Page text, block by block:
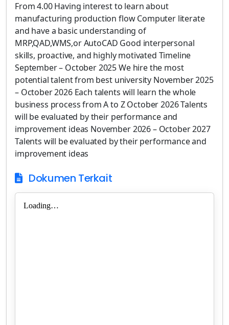
From 4.00 Having interest to learn about
manufacturing production flow Computer literate
and have a basic understanding of
MRP,QAD,WMS,or AutoCAD Good interpersonal
skills, proactive, and highly motivated Timeline
September – October 2025 We hire the most
potential talent from best university November 2025
– October 2026 Each talents will learn the whole
business process from A to Z October 2026 Talents
will be evaluated by their performance and
improvement ideas November 2026 – October 2027
Talents will be evaluated by their performance and
improvement ideas
Dokumen Terkait